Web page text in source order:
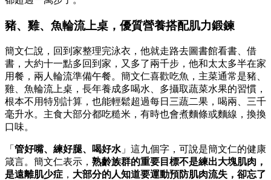
豬、雞、魚輪流上桌，優質營養搭配肌力鍛鍊
簡文仁說，回到家整理完泳衣，他就走路去圖書館看書、借
書，大約十一點多回到家，又多了兩千步，他和太太多半在家
用餐，兩人輪流準備午餐。簡文仁喜歡吃魚，主菜通常是豬、
雞、魚輪流上桌，長年養成多喝水、多攝取蔬菜水果的習慣，
根本不用特別計算，也能輕鬆超過每日三蔬二果，喝兩、三千
毫升水。主食大部分都吃糙米，有時也會煮麵條或麵線，換換
口味。
「 管好嘴、練好腿、喝好水 」這九個字，可說是簡文仁的健康
箴言。簡文仁表示， 熟齡族群的重要目標不是練出大塊肌肉，
是遠離肌少症 ， 大部分的人知道要運動預防肌肉流失，卻忘了